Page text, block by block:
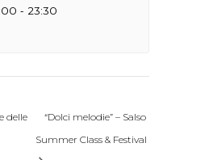
- 23:30
delle
“Dolci melodie” – Salso
Summer Class & Festival